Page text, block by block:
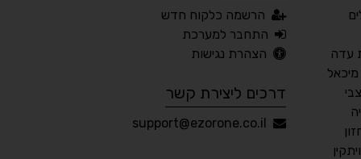
עדה
הרשמה כלקוח חדש
התחבר למערכת
הצהרת נגישות
דרכים ליצירת קשר
support@ezorone.co.il
📖 דיסלקציה
🖱 מוטורי
English